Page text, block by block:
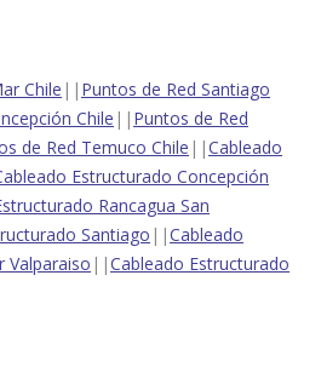
Chile || Puntos de Red Santiago
Chile || Puntos de Red
de Red Temuco Chile ||Cableado
Estructurado Concepción
Rancagua San
Santiago ||Cableado
Valparaiso ||Cableado Estructurado